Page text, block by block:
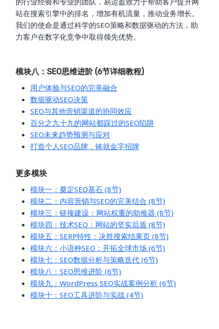
站在搜索引擎中的排名，增加有机流量，推动业务增长。
我们的使命是通过科学的SEO策略和数据驱动的方法，助
力客户在数字化竞争中取得领先优势。
模块八：SEO思维进阶 (6节详细教程)
用户体验与SEO的完美融合
数据驱动SEO决策
SEO与其他营销渠道的协同效应
百分之九十九的网站都踩过的SEO陷阱
SEO未来趋势预测与应对
打造个人SEO品牌，铸就金字招牌
更多模块
模块一：奠定SEO基石 (8节)
模块二：内容营销与SEO的完美结合 (8节)
模块三：链接建设：网站权重的助推器 (8节)
模块四：技术SEO：网站的坚实后盾 (8节)
模块五：SERP特性：决胜搜索结果页 (8节)
模块六：小语种SEO：开拓全球市场 (6节)
模块七：SEO数据分析与策略迭代 (6节)
模块八：SEO思维进阶 (6节)
模块九：WordPress SEO实战案例分析 (6节)
模块十：SEO工具进阶与实战 (4节)